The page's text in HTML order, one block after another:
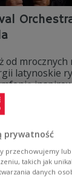
od mrocznych
latynoskie
Gstaad
Tyli
I
Montero z
e-moll
Róża
prywatność
przechowujemy
takich jak
danych